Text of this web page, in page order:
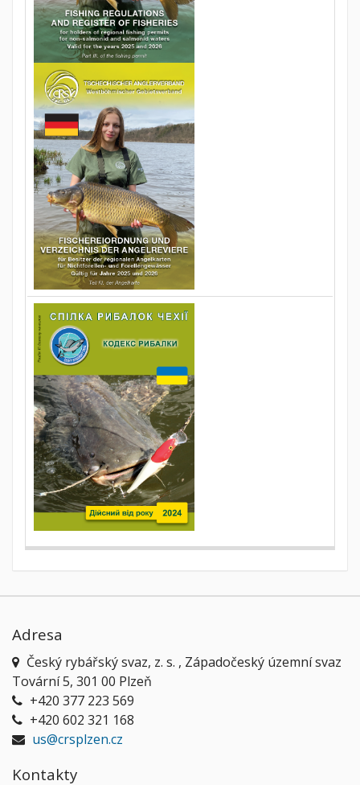
Adresa
Český rybářský svaz, z. s. , Západočeský územní svaz
Tovární 5, 301 00 Plzeň
+420 377 223 569
+420 602 321 168
us@crsplzen.cz
Kontakty